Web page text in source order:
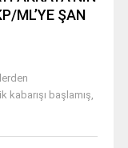
ML’YE ŞAN
kabarışı başlamış,